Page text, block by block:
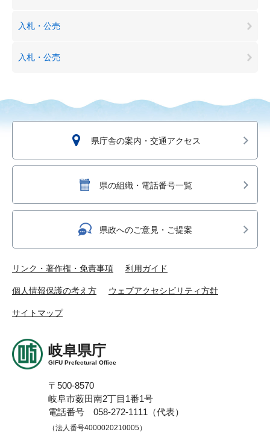
入札・公売
入札・公売
県庁舎の案内・交通アクセス
県の組織・電話番号一覧
県政へのご意見・ご提案
リンク・著作権・免責事項 利用ガイド
個人情報保護の考え方 ウェブアクセシビリティ方針
サイトマップ
岐阜県庁
GIFU Prefectural Office
〒500-8570
岐阜市薮田南2丁目1番1号
電話番号 058-272-1111（代表）
（法人番号4000020210005）